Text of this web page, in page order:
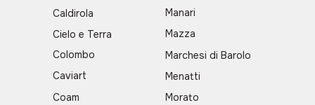
Colombo
Caldirola
Cielo e Terra
Caviart
Coam
Manari
Mazza
Marchesi di Barolo
Menatti
Morato